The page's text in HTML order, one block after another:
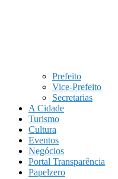
Prefeito
Vice-Prefeito
Secretarias
A Cidade
Turismo
Cultura
Eventos
Negócios
Portal Transparência
Papelzero